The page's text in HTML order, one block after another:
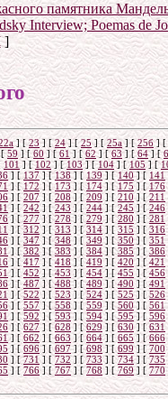
памятника
Interview; Poemas de
]
] [23] [24 ] [25] [ 25а] [ 25б] [
[59] [60 ] [ 61] [62] [63] [ 64] [
101 ] [102] [103] [104] [105 ] [
] [137 ] [138] [ 139 ] [140] [ 141
] [172 ] [173] [174] [175 ] [176
] [207 ] [ 208] [ 209] [ 210] [211
] [ 242] [243 ] [244 ] [ 245 ] [ 246
] [277 ] [278] [279] [280 ] [281
] [312 ] [313 ] [314 ] [ 315 ] [316
] [347 ] [348] [ 349 ] [350] [ 351
] [382 ] [ 383] [ 384] [385] [ 386
] [417 ] [ 418 ] [419] [ 420 ] [421
] [ 452] [453 ] [ 454] [ 455 ] [ 456
] [487 ] [488] [489 ] [490 ] [ 491
] [522 ] [ 523 ] [524 ] [525] [526
] [ 557 ] [ 558 ] [559 ] [560] [ 561
] [592 ] [ 593] [ 594] [595] [ 596
] [627 ] [628 ] [629 ] [ 630 ] [631
] [662 ] [663 ] [ 664] [ 665 ] [666
] [ 696] [697] [698 ] [699 ] [700
] [731] [732] [ 733 ] [734 ] [735
] [ 766 ] [767 ] [768 ] [ 769] [ 770